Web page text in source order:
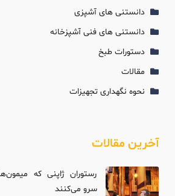
دانستنی های آشپزی
دانستنی های فنی آشپزخانه
دستورات طبخ
مقالات
نحوه نگهداری تجهیزات
آخرین مقالات
رستوران ژاپنی که
سرو می‌کنند